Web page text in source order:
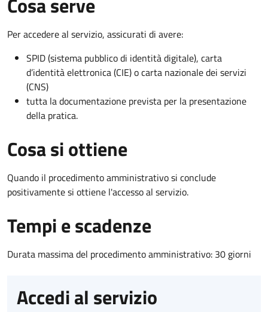
Per accedere al servizio, assicurati di avere:
SPID (sistema pubblico di identità digitale), carta
d’identità elettronica (CIE) o carta nazionale dei servizi
(CNS)
tutta la documentazione prevista per la presentazione
della pratica.
Cosa si ottiene
Quando il procedimento amministrativo si conclude
positivamente si ottiene l'accesso al servizio.
Tempi e scadenze
Durata massima del procedimento amministrativo: 30 giorni
Accedi al servizio